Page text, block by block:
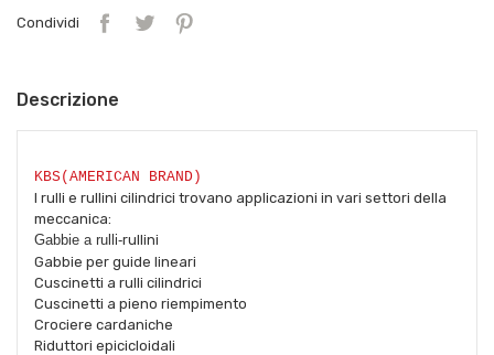
Condividi
Descrizione
KBS(AMERICAN BRAND)
I rulli e rullini cilindrici trovano applicazioni in vari settori della
meccanica:
Gabbie a rulli-rullini
Gabbie per guide lineari
Cuscinetti a rulli cilindrici
Cuscinetti a pieno riempimento
Crociere cardaniche
Riduttori epicicloidali